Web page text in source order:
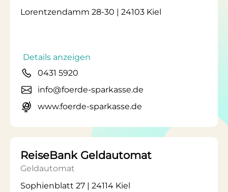
Lorentzendamm 28-30 | 24103 Kiel
Details anzeigen
0431 5920
info@foerde-sparkasse.de
www.foerde-sparkasse.de
ReiseBank Geldautomat
Geldautomat
Sophienblatt 27 | 24114 Kiel